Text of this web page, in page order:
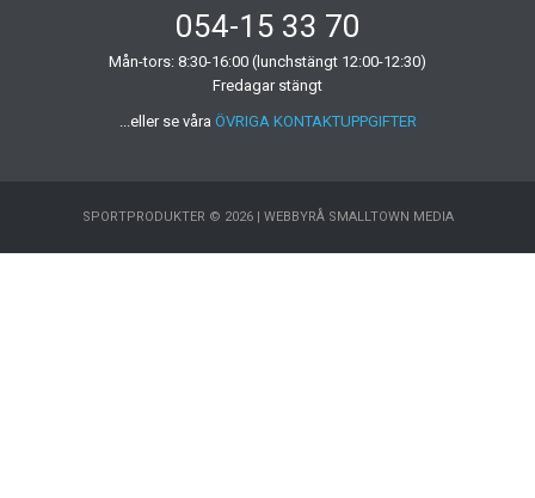
054-15 33 70
Mån-tors: 8:30-16:00 (lunchstängt 12:00-12:30)
Fredagar stängt
...eller se våra ÖVRIGA KONTAKTUPPGIFTER
SPORTPRODUKTER © 2026 | WEBBYRÅ SMALLTOWN MEDIA